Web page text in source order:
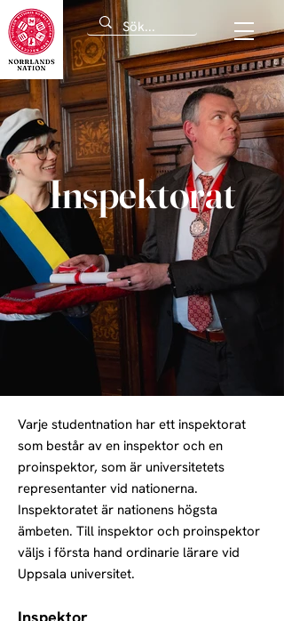
Inspektorat
Varje studentnation har ett inspektorat
som består av en inspektor och en
proinspektor, som är universitetets
representanter vid nationerna.
Inspektoratet är nationens högsta
ämbeten. Till inspektor och proinspektor
väljs i första hand ordinarie lärare vid
Uppsala universitet.